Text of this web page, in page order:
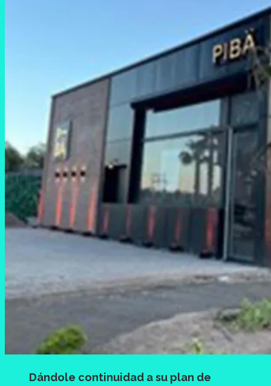
Dándole continuidad a su plan de